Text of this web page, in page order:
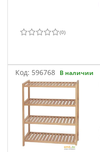
(0)
Код: 596768 В наличии